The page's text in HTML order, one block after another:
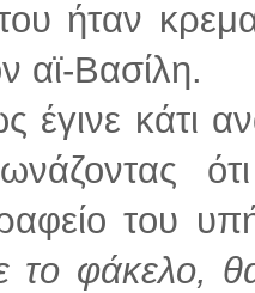
ήταν
αϊ-Βασίλη.
έγινε κάτι
του
το φάκελο,